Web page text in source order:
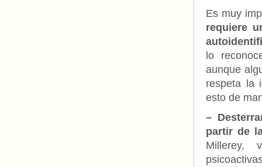
Es muy
requiere
lo
aunque
respeta la
esto de
–
partir de
Millerey,